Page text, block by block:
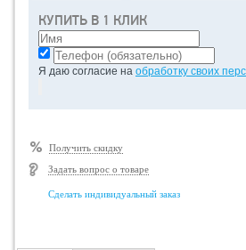
КУПИТЬ В 1 КЛИК
Я даю согласие на обработку своих
Получить скидку
Задать вопрос о товаре
Сделать индивидуальный заказ